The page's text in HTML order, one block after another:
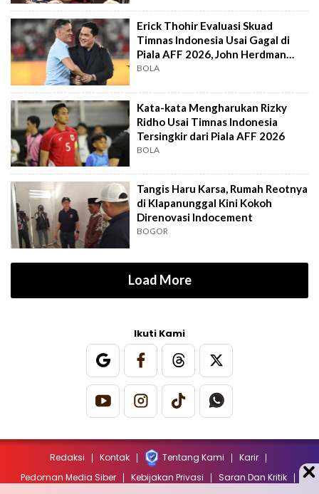
Erick Thohir Evaluasi Skuad
Timnas Indonesia Usai Gagal di
Piala AFF 2026, John Herdman
Out?
BOLA
Kata-kata Mengharukan Rizky
Ridho Usai Timnas Indonesia
Tersingkir dari Piala AFF 2026
BOLA
Tangis Haru Karsa, Rumah Reotnya
di Klapanunggal Kini Kokoh
Direnovasi Indocement
BOGOR
Load More
Ikuti Kami
Redaksi Kontak Tentang Kami
Karir
Pedoman Media Siber
Kebijakan Privasi
Saran Dan Kritik